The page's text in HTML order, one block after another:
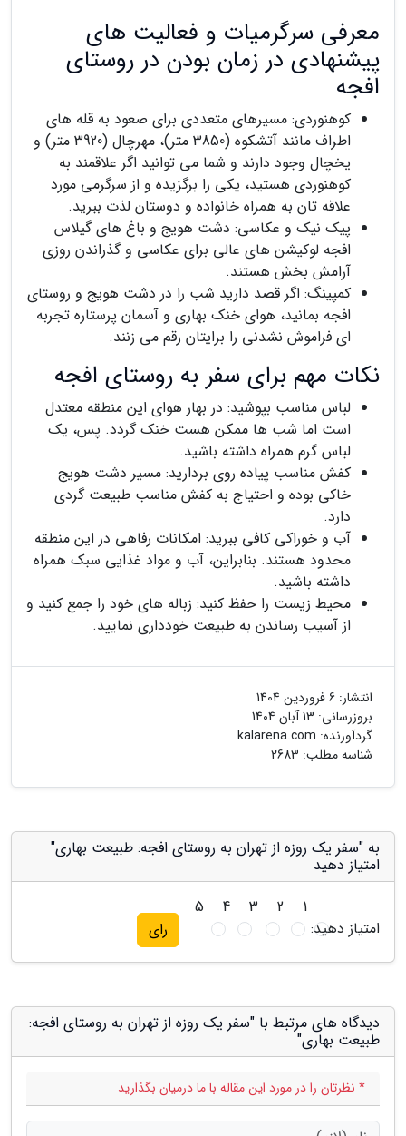
معرفی سرگرمیات و فعالیت های
پیشنهادی در زمان بودن در روستای
افجه
کوهنوردی: مسیرهای متعددی برای صعود به قله های
اطراف مانند آتشکوه (3850 متر)، مهرچال (3920 متر) و
یخچال وجود دارند و شما می توانید اگر علاقمند به
کوهنوردی هستید، یکی را برگزیده و از سرگرمی مورد
علاقه تان به همراه خانواده و دوستان لذت ببرید.
پیک نیک و عکاسی: دشت هویج و باغ های گیلاس
افجه لوکیشن های عالی برای عکاسی و گذراندن روزی
آرامش بخش هستند.
کمپینگ: اگر قصد دارید شب را در دشت هویج و روستای
افجه بمانید، هوای خنک بهاری و آسمان پرستاره تجربه
ای فراموش نشدنی را برایتان رقم می زنند.
نکات مهم برای سفر به روستای افجه
لباس مناسب بپوشید: در بهار هوای این منطقه معتدل
است اما شب ها ممکن هست خنک گردد. پس، یک
لباس گرم همراه داشته باشید.
کفش مناسب پیاده روی بردارید: مسیر دشت هویج
خاکی بوده و احتیاج به کفش مناسب طبیعت گردی
دارد.
آب و خوراکی کافی ببرید: امکانات رفاهی در این منطقه
محدود هستند. بنابراین، آب و مواد غذایی سبک همراه
داشته باشید.
محیط زیست را حفظ کنید: زباله های خود را جمع کنید و
از آسیب رساندن به طبیعت خودداری نمایید.
انتشار: 6 فروردین 1404
بروزرسانی: 13 آبان 1404
گردآورنده: kalarena.com
شناسه مطلب: 2683
به "سفر یک روزه از تهران به روستای افجه: طبیعت بهاری"
امتیاز دهید
امتیاز دهید:
1
2
3
4
5
رای
دیدگاه های مرتبط با "سفر یک روزه از تهران به روستای افجه:
طبیعت بهاری"
* نظرتان را در مورد این مقاله با ما درمیان بگذارید